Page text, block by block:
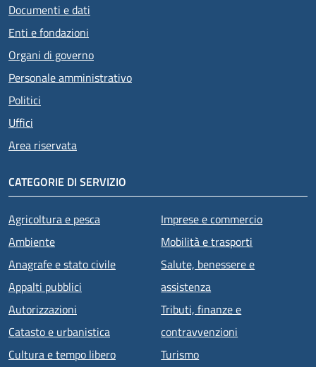
Documenti e dati
Enti e fondazioni
Organi di governo
Personale amministrativo
Politici
Uffici
Area riservata
CATEGORIE DI SERVIZIO
Agricoltura e pesca
Ambiente
Anagrafe e stato civile
Appalti pubblici
Autorizzazioni
Catasto e urbanistica
Cultura e tempo libero
Imprese e commercio
Mobilità e trasporti
Salute, benessere e
assistenza
Tributi, finanze e
contravvenzioni
Turismo